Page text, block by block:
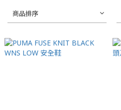
商品排序